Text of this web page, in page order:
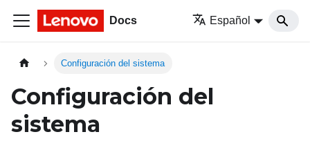
Docs Español
Configuración del sistema
Configuración del
sistema